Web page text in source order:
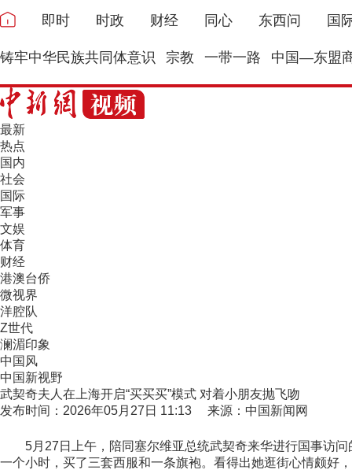
即时 时政 财经 同心 东西问 国
铸牢中华民族共同体意识 宗教 一带一路 中国—东盟
最新
热点
国内
社会
国际
军事
文娱
体育
财经
港澳台侨
微视界
洋腔队
Z世代
澜湄印象
中国风
中国新视野
武契奇夫人在上海开启“买买买”模式 对着小朋友抛飞吻
发布时间：2026年05月27日 11:13 来源：中国新闻网
5月27日上午，陪同塞尔维亚总统武契奇来华进行国事访问
一个小时，买了三套西服和一条旗袍。看得出她逛街心情颇好